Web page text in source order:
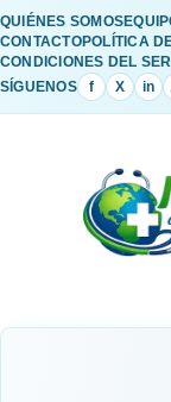
QUIÉNES SOMOS
CONTACTOPOLÍTICA
CONDICIONES DEL
SÍGUENOS
f X in